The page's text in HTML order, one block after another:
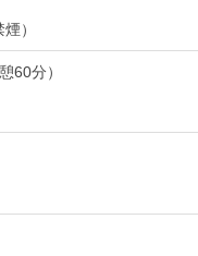
）
60分）